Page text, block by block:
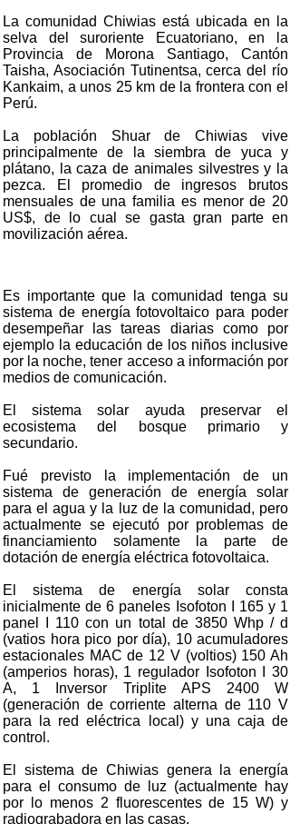
La comunidad Chiwias está ubicada en la
selva del suroriente Ecuatoriano, en la
Provincia de Morona Santiago, Cantón
Taisha, Asociación Tutinentsa, cerca del río
Kankaim, a unos 25 km de la frontera con el
Perú.
La población Shuar de Chiwias vive
principalmente de la siembra de yuca y
plátano, la caza de animales silvestres y la
pezca. El promedio de ingresos brutos
mensuales de una familia es menor de 20
US$, de lo cual se gasta gran parte en
movilización aérea.
Es importante que la comunidad tenga su
sistema de energía fotovoltaico para poder
desempeñar las tareas diarias como por
ejemplo la educación de los niños inclusive
por la noche, tener acceso a información por
medios de comunicación.
El sistema solar ayuda preservar el
ecosistema del bosque primario y
secundario.
Fué previsto la implementación de un
sistema de generación de energía solar
para el agua y la luz de la comunidad, pero
actualmente se ejecutó por problemas de
financiamiento solamente la parte de
dotación de energía eléctrica fotovoltaica.
El sistema de energía solar consta
inicialmente de 6 paneles Isofoton I 165 y 1
panel I 110 con un total de 3850 Whp / d
(vatios hora pico por día), 10 acumuladores
estacionales MAC de 12 V (voltios) 150 Ah
(amperios horas), 1 regulador Isofoton I 30
A, 1 Inversor Triplite APS 2400 W
(generación de corriente alterna de 110 V
para la red eléctrica local) y una caja de
control.
El sistema de Chiwias genera la energía
para el consumo de luz (actualmente hay
por lo menos 2 fluorescentes de 15 W) y
radiograbadora en las casas.